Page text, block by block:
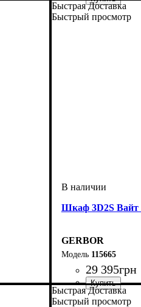
Быстрая Доставка
Быстрый просмотр
Шкаф 3D2S Вайт
GERBOR
115665
29 395грн
Быстрая Доставка
Быстрый просмотр